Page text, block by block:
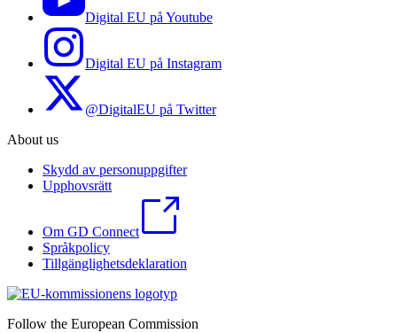
Digital EU på Youtube
Digital EU på Instagram
@DigitalEU på Twitter
About us
Skydd av personuppgifter
Upphovsrätt
Om GD Connect
Språkpolicy
Tillgänglighetsdeklaration
Follow the European Commission